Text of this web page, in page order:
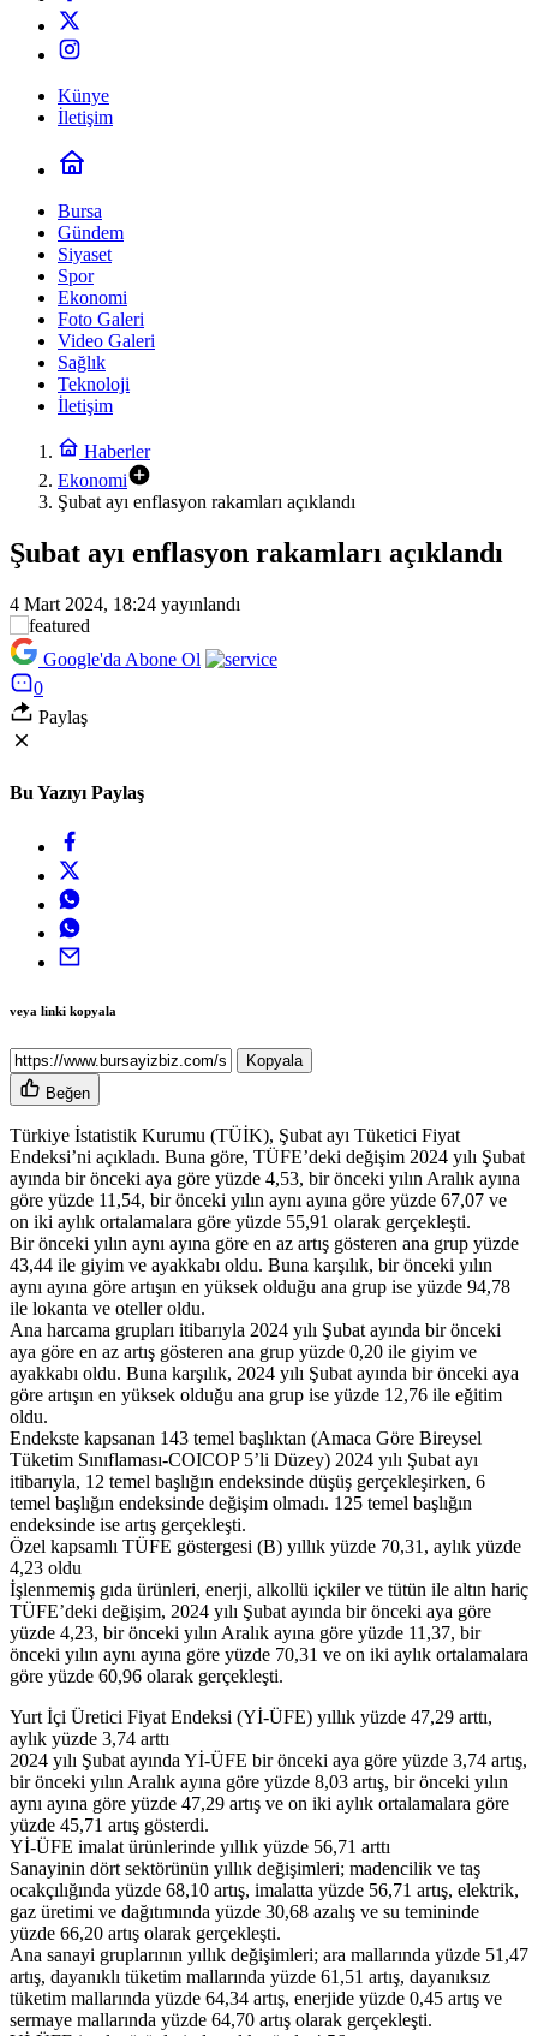
Künye
İletişim
Bursa
Gündem
Siyaset
Spor
Ekonomi
Foto Galeri
Video Galeri
Sağlık
Teknoloji
İletişim
Haberler
Ekonomi
Şubat ayı enflasyon rakamları açıklandı
Şubat ayı enflasyon rakamları açıklandı
4 Mart 2024, 18:24 yayınlandı
Google'da Abone Ol
0
Paylaş
Bu Yazıyı Paylaş
veya linki kopyala
Kopyala
Beğen
Türkiye İstatistik Kurumu (TÜİK), Şubat ayı Tüketici Fiyat
Endeksi’ni açıkladı. Buna göre, TÜFE’deki değişim 2024 yılı Şubat
ayında bir önceki aya göre yüzde 4,53, bir önceki yılın Aralık ayına
göre yüzde 11,54, bir önceki yılın aynı ayına göre yüzde 67,07 ve
on iki aylık ortalamalara göre yüzde 55,91 olarak gerçekleşti.
Bir önceki yılın aynı ayına göre en az artış gösteren ana grup yüzde
43,44 ile giyim ve ayakkabı oldu. Buna karşılık, bir önceki yılın
aynı ayına göre artışın en yüksek olduğu ana grup ise yüzde 94,78
ile lokanta ve oteller oldu.
Ana harcama grupları itibarıyla 2024 yılı Şubat ayında bir önceki
aya göre en az artış gösteren ana grup yüzde 0,20 ile giyim ve
ayakkabı oldu. Buna karşılık, 2024 yılı Şubat ayında bir önceki aya
göre artışın en yüksek olduğu ana grup ise yüzde 12,76 ile eğitim
oldu.
Endekste kapsanan 143 temel başlıktan (Amaca Göre Bireysel
Tüketim Sınıflaması-COICOP 5’li Düzey) 2024 yılı Şubat ayı
itibarıyla, 12 temel başlığın endeksinde düşüş gerçekleşirken, 6
temel başlığın endeksinde değişim olmadı. 125 temel başlığın
endeksinde ise artış gerçekleşti.
Özel kapsamlı TÜFE göstergesi (B) yıllık yüzde 70,31, aylık yüzde
4,23 oldu
İşlenmemiş gıda ürünleri, enerji, alkollü içkiler ve tütün ile altın hariç
TÜFE’deki değişim, 2024 yılı Şubat ayında bir önceki aya göre
yüzde 4,23, bir önceki yılın Aralık ayına göre yüzde 11,37, bir
önceki yılın aynı ayına göre yüzde 70,31 ve on iki aylık ortalamalara
göre yüzde 60,96 olarak gerçekleşti.
Yurt İçi Üretici Fiyat Endeksi (Yİ-ÜFE) yıllık yüzde 47,29 arttı,
aylık yüzde 3,74 arttı
2024 yılı Şubat ayında Yİ-ÜFE bir önceki aya göre yüzde 3,74 artış,
bir önceki yılın Aralık ayına göre yüzde 8,03 artış, bir önceki yılın
aynı ayına göre yüzde 47,29 artış ve on iki aylık ortalamalara göre
yüzde 45,71 artış gösterdi.
Yİ-ÜFE imalat ürünlerinde yıllık yüzde 56,71 arttı
Sanayinin dört sektörünün yıllık değişimleri; madencilik ve taş
ocakçılığında yüzde 68,10 artış, imalatta yüzde 56,71 artış, elektrik,
gaz üretimi ve dağıtımında yüzde 30,68 azalış ve su temininde
yüzde 66,20 artış olarak gerçekleşti.
Ana sanayi gruplarının yıllık değişimleri; ara mallarında yüzde 51,47
artış, dayanıklı tüketim mallarında yüzde 61,51 artış, dayanıksız
tüketim mallarında yüzde 64,34 artış, enerjide yüzde 0,45 artış ve
sermaye mallarında yüzde 64,70 artış olarak gerçekleşti.